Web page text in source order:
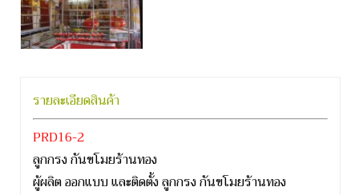
รายละเอียดสินค้า
PRD16-2
ลูกกรง กันขโมยร้านทอง
ผู้ผลิต ออกแบบ และติดตั้ง ลูกกรง กันขโมยร้านทอง